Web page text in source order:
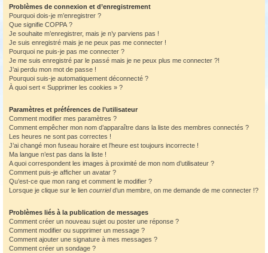
Problèmes de connexion et d’enregistrement
Pourquoi dois-je m’enregistrer ?
Que signifie COPPA ?
Je souhaite m’enregistrer, mais je n’y parviens pas !
Je suis enregistré mais je ne peux pas me connecter !
Pourquoi ne puis-je pas me connecter ?
Je me suis enregistré par le passé mais je ne peux plus me connecter ?!
J’ai perdu mon mot de passe !
Pourquoi suis-je automatiquement déconnecté ?
À quoi sert « Supprimer les cookies » ?
Paramètres et préférences de l’utilisateur
Comment modifier mes paramètres ?
Comment empêcher mon nom d’apparaître dans la liste des membres connectés ?
Les heures ne sont pas correctes !
J’ai changé mon fuseau horaire et l’heure est toujours incorrecte !
Ma langue n’est pas dans la liste !
A quoi correspondent les images à proximité de mon nom d’utilisateur ?
Comment puis-je afficher un avatar ?
Qu’est-ce que mon rang et comment le modifier ?
Lorsque je clique sur le lien courrield’un membre, on me demande de me connecter !?
Problèmes liés à la publication de messages
Comment créer un nouveau sujet ou poster une réponse ?
Comment modifier ou supprimer un message ?
Comment ajouter une signature à mes messages ?
Comment créer un sondage ?